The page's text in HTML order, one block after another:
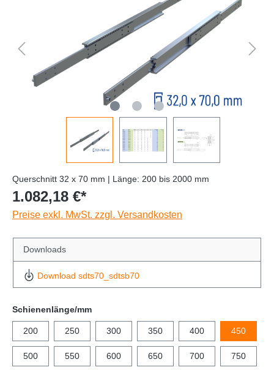
Querschnitt 32 x 70 mm | Länge: 200 bis 2000 mm
1.082,18 €*
Preise exkl. MwSt. zzgl. Versandkosten
Downloads
Download sdts70_sdtsb70
Schienenlänge/mm
200 250 300 350 400 450
500 550 600 650 700 750